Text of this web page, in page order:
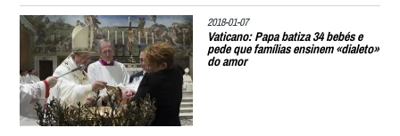
2018-01-07
Vaticano: Papa batiza 34 bebés e
pede que famílias ensinem «dialeto»
do amor